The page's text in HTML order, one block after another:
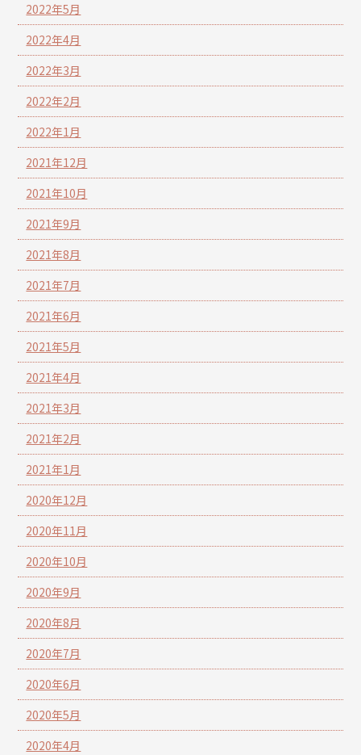
2022年5月
2022年4月
2022年3月
2022年2月
2022年1月
2021年12月
2021年10月
2021年9月
2021年8月
2021年7月
2021年6月
2021年5月
2021年4月
2021年3月
2021年2月
2021年1月
2020年12月
2020年11月
2020年10月
2020年9月
2020年8月
2020年7月
2020年6月
2020年5月
2020年4月